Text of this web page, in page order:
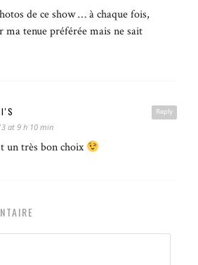
de ce show … à chaque fois,
ma tenue préférée mais ne sait
Reply
at 9 h 10 min
un très bon choix